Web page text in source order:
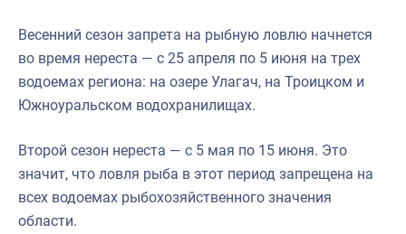
Весенний сезон запрета на рыбную ловлю начнется
во время нереста — с 25 апреля по 5 июня на трех
водоемах региона: на озере Улагач, на Троицком и
Южноуральском водохранилищах.
Второй сезон нереста — с 5 мая по 15 июня. Это
значит, что ловля рыба в этот период запрещена на
всех водоемах рыбохозяйственного значения
области.